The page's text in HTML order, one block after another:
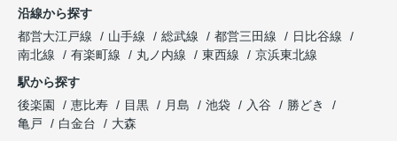
沿線から探す
都営大江戸線
山手線 総武線 都営三田線
日比谷線
南北線
有楽町線 丸ノ内線 東西線
京浜東北線
駅から探す
後楽園
恵比寿 目黒 月島 池袋 入谷
勝どき
亀戸
白金台 大森